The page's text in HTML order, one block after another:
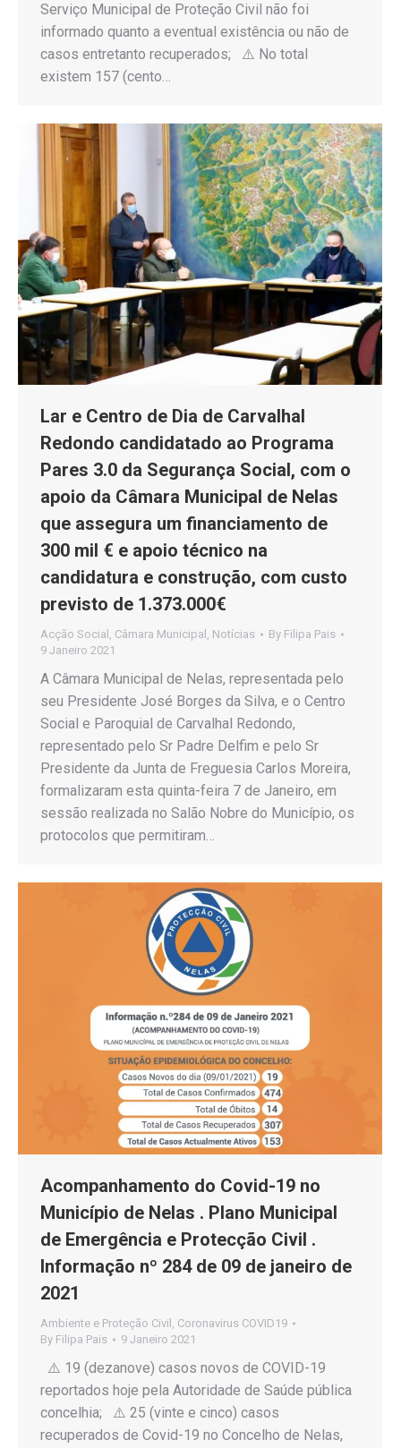
Serviço Municipal de Proteção Civil não foi
informado quanto a eventual existência ou não de
casos entretanto recuperados; ⚠️ No total
existem 157 (cento…
Lar e Centro de Dia de Carvalhal
Redondo candidatado ao Programa
Pares 3.0 da Segurança Social, com o
apoio da Câmara Municipal de Nelas
que assegura um financiamento de
300 mil € e apoio técnico na
candidatura e construção, com custo
previsto de 1.373.000€
Acção Social Câmara Municipal Notícias By Filipa Pais
9 Janeiro 2021
A Câmara Municipal de Nelas, representada pelo
seu Presidente José Borges da Silva, e o Centro
Social e Paroquial de Carvalhal Redondo,
representado pelo Sr Padre Delfim e pelo Sr
Presidente da Junta de Freguesia Carlos Moreira,
formalizaram esta quinta-feira 7 de Janeiro, em
sessão realizada no Salão Nobre do Município, os
protocolos que permitiram…
Acompanhamento do Covid-19 no
Município de Nelas . Plano Municipal
de Emergência e Protecção Civil .
Informação nº 284 de 09 de janeiro de
2021
Ambiente e Proteção Civil , Coronavirus COVID19
By Filipa Pais 9 Janeiro 2021
⚠️ 19 (dezanove) casos novos de COVID-19
reportados hoje pela Autoridade de Saúde pública
concelhia; ⚠️ 25 (vinte e cinco) casos
recuperados de Covid-19 no Concelho de Nelas,